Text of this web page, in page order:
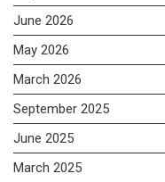
June 2026
May 2026
March 2026
September 2025
June 2025
March 2025